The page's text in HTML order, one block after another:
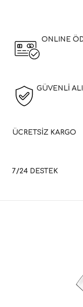
ONLINE
GÜVENLİ
ÜCRETSİZ KARGO
7/24 DESTEK